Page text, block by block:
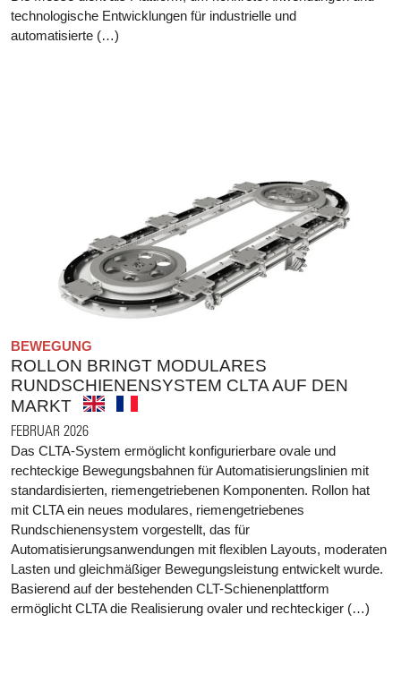
technologische Entwicklungen für industrielle und
automatisierte (…)
BEWEGUNG
ROLLON BRINGT MODULARES
RUNDSCHIENENSYSTEM CLTA AUF DEN
MARKT
FEBRUAR 2026
Das CLTA-System ermöglicht konfigurierbare ovale und
rechteckige Bewegungsbahnen für Automatisierungslinien mit
standardisierten, riemengetriebenen Komponenten. Rollon hat
mit CLTA ein neues modulares, riemengetriebenes
Rundschienensystem vorgestellt, das für
Automatisierungsanwendungen mit flexiblen Layouts, moderaten
Lasten und gleichmäßiger Bewegungsleistung entwickelt wurde.
Basierend auf der bestehenden CLT-Schienenplattform
ermöglicht CLTA die Realisierung ovaler und rechteckiger (…)